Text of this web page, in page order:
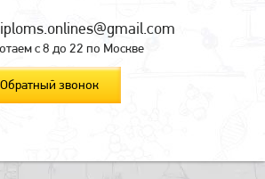
с 8 до 22 по Москве
Обратный звонок